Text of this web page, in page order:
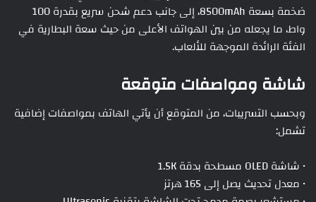
ضخمة بسعة 8500mAh، إلى جانب دعم شحن سريع بقدرة 100
واط، ما يجعله من بين الهواتف الأعلى من حيث سعة البطارية في
الفئة الرائدة الموجهة للألعاب.
شاشة ومواصفات متوقعة
وبحسب التسريبات، من المتوقع أن يأتي الهاتف بمواصفات إضافية
تشمل:
• شاشة OLED مسطحة بدقة 1.5K
• معدل تحديث يصل إلى 165 هرتز